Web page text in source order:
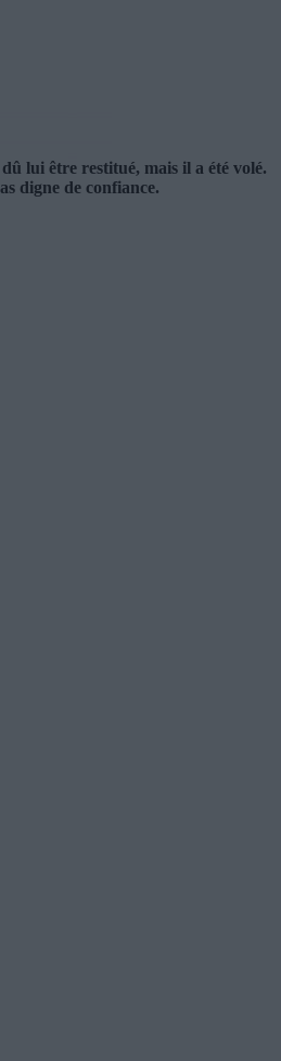
lui être restitué, mais il a été volé.
digne de confiance.